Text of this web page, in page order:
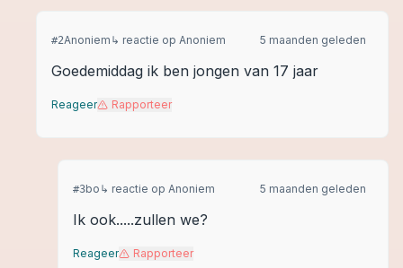
#2Anoniem ↳ reactie op Anoniem 5 maanden geleden
Goedemiddag ik ben jongen van 17 jaar
Reageer Rapporteer
#3bo ↳ reactie op Anoniem 5 maanden geleden
Ik ook.....zullen we?
Reageer Rapporteer